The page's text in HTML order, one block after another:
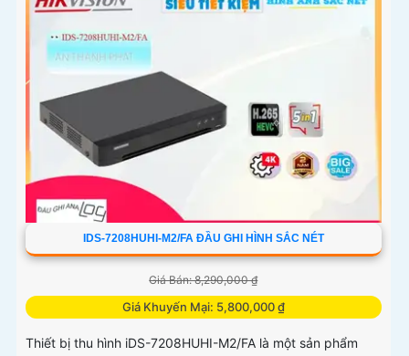
IDS-7208HUHI-M2/FA ĐẦU GHI HÌNH SẮC NÉT
Giá Bán: 8,290,000 ₫
Giá Khuyến Mại: 5,800,000 ₫
Thiết bị thu hình iDS-7208HUHI-M2/FA là một sản phẩm